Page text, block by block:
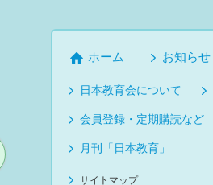
ホーム お知らせ
日本教育会について
会員登録・定期購読など
月刊「日本教育」
サイトマップ